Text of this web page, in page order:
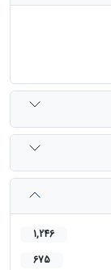
1,246
675